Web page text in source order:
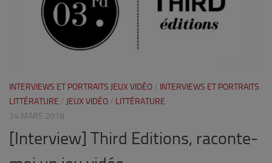
INTERVIEWS ET PORTRAITS JEUX VIDÉO / INTERVIEWS ET PORTRAITS
LITTÉRATURE / JEUX VIDÉO / LITTÉRATURE
24 MARS 2018
[Interview] Third Editions, raconte-